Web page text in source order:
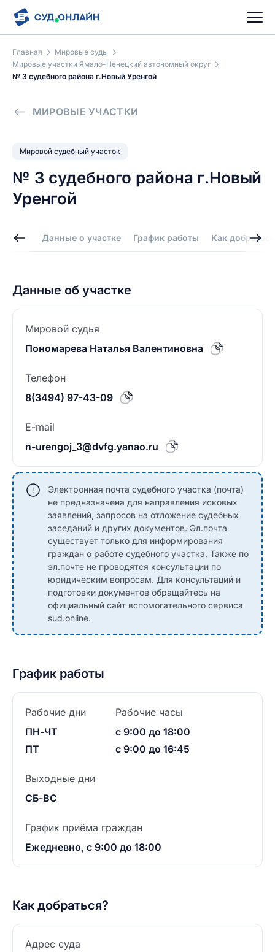
Главная
Мировые суды
Мировые участки Ямало-Ненецкий автономный округ
№ 3 судебного района г.Новый Уренгой
МИРОВЫЕ УЧАСТКИ
Мировой судебный участок
№ 3 судебного района г.Новый
Уренгой
Данные о участке График работы Как добраться
Данные об участке
Мировой судья
Пономарева Наталья Валентиновна
Телефон
8(3494) 97-43-09
E-mail
n-urengoj_3@dvfg.yanao.ru
Электронная почта судебного участка (почта)
не предназначена для направления исковых
заявлений, запросов на отложение судебных
заседаний и других документов. Эл.почта
существует только для информирования
граждан о работе судебного участка. Также по
эл.почте не проводятся консультации по
юридическим вопросам. Для консультаций и
подготовки документов обращайтесь на
официальный сайт вспомогательного сервиса
sud.online.
График работы
Рабочие дни
ПН-ЧТ
ПТ
Рабочие часы
с 9:00 до 18:00
с 9:00 до 16:45
Выходные дни
СБ-ВС
График приёма граждан
Ежедневно, с 9:00 до 18:00
Как добраться?
Адрес суда